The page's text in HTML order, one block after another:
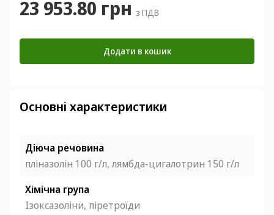
23 953.80 грн з ПДВ
Додати в кошик
Основні характеристики
Діюча речовина
пліназолін 100 г/л, лямбда-цигалотрин 150 г/л
Хімічна група
Ізоксазоліни, піретроїди